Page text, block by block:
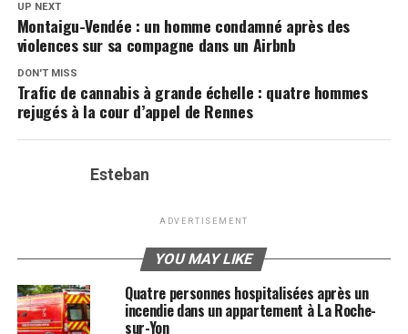
UP NEXT
Montaigu-Vendée : un homme condamné après des
violences sur sa compagne dans un Airbnb
DON'T MISS
Trafic de cannabis à grande échelle : quatre hommes
rejugés à la cour d’appel de Rennes
Esteban
ADVERTISEMENT
YOU MAY LIKE
Quatre personnes hospitalisées après un
incendie dans un appartement à La Roche-
sur-Yon